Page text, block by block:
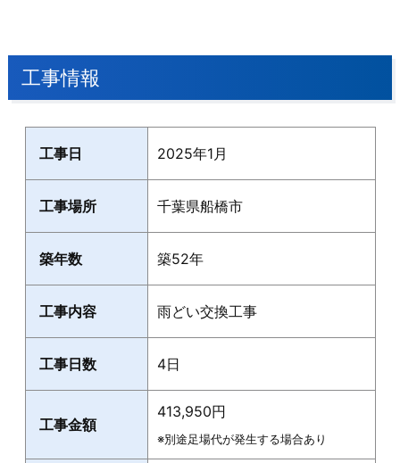
工事情報
工事日 2025年1月
工事場所 千葉県船橋市
築年数 築52年
工事内容 雨どい交換工事
工事日数 4日
工事金額
413,950円
※別途足場代が発生する場合あり